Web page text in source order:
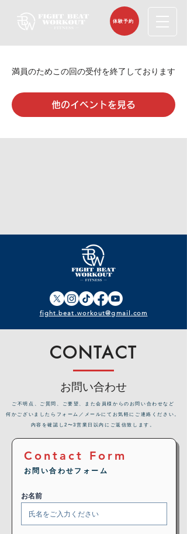
体験予約
満員のためこの回の受付を終了しております
他のイベントを見る
fight.beat.workout@gmail.com
CONTACT
お問い合わせ
​ご不明点、ご質問、ご要望、また会員様からのお問い合わせなど
何かございましたらフォーム／メールにてお気軽にご連絡ください。
内容を確認し2〜3営業日以内にご返信致します。
Contact Form
お問い合わせフォーム
お名前